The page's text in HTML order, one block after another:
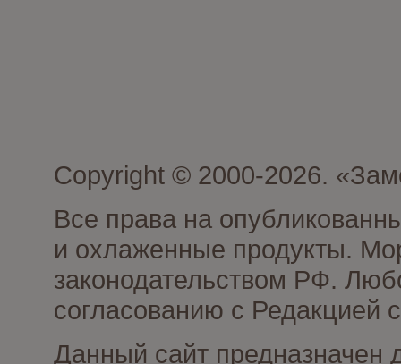
Copyright © 2000-2026.
Все права на
и охлаженные продукты.
законодательством РФ.
согласованию с Редакцией
Данный сайт предназначен